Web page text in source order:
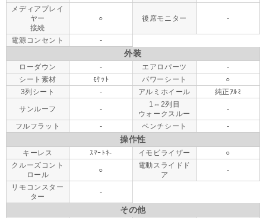
メディアプレイ
ヤー
接続
○ 後席モニター -
電源コンセント -
外装
ローダウン - エアロパーツ
-
シート素材
ﾓｹｯﾄ パワーシート
○
3列シート
- アルミホイール 純正ｱﾙﾐ
サンルーフ -
1⇔2列目
ウォークスルー
-
フルフラット - ベンチシート -
操作性
キーレス ｽﾏｰﾄｷ- イモビライザー
○
クルーズコント
ロール
○
電動スライドド
ア
-
リモコンスター
ター
-
その他